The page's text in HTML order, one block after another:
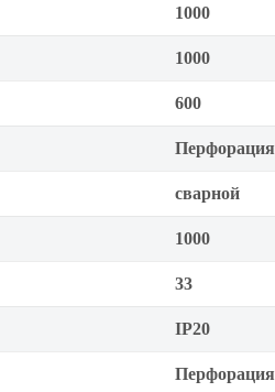
1000
1000
600
Перфорация
сварной
1000
33
IP20
Перфорация